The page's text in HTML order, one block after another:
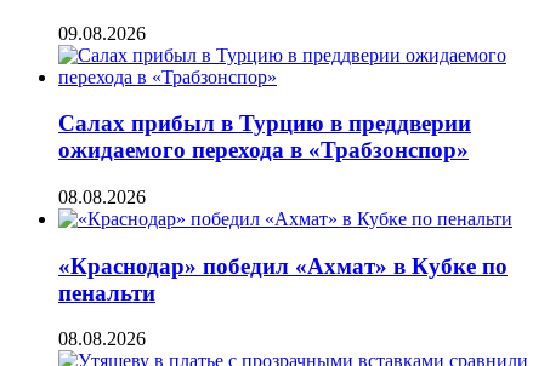
09.08.2026
Салах прибыл в Турцию в преддверии
ожидаемого перехода в «Трабзонспор»
08.08.2026
«Краснодар» победил «Ахмат» в Кубке по
пенальти
08.08.2026